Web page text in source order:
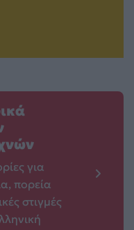
για
πορεία
στιγμές